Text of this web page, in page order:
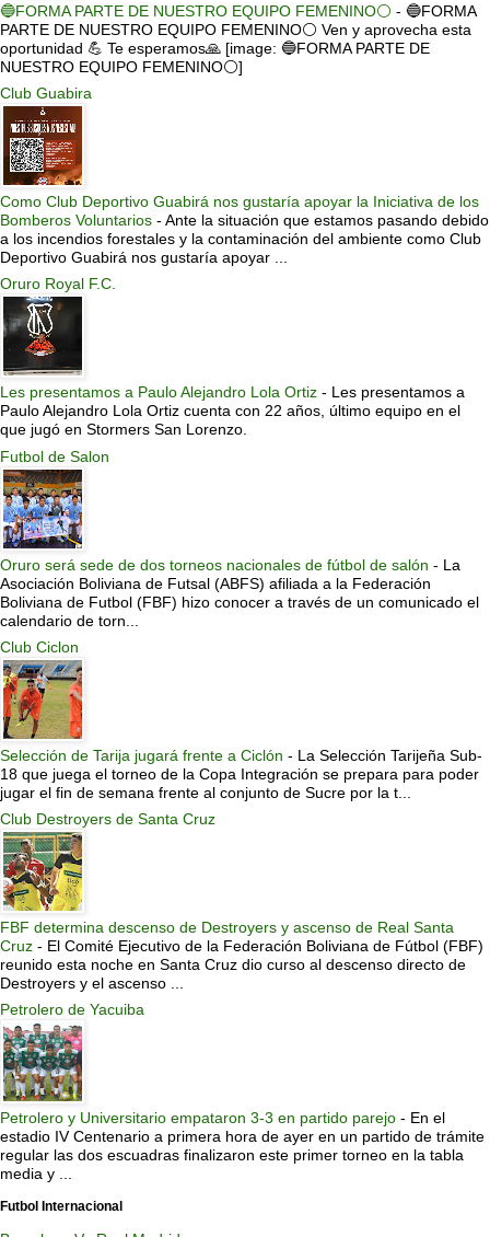
🔵FORMA PARTE DE NUESTRO EQUIPO FEMENINO⚪ - 🔵FORMA
PARTE DE NUESTRO EQUIPO FEMENINO⚪ Ven y aprovecha esta
oportunidad 💪 Te esperamos🙏 [image: 🔵FORMA PARTE DE
NUESTRO EQUIPO FEMENINO⚪]
Club Guabira
Como Club Deportivo Guabirá nos gustaría apoyar la Iniciativa de los
Bomberos Voluntarios - Ante la situación que estamos pasando debido
a los incendios forestales y la contaminación del ambiente como Club
Deportivo Guabirá nos gustaría apoyar ...
Oruro Royal F.C.
Les presentamos a Paulo Alejandro Lola Ortiz - Les presentamos a
Paulo Alejandro Lola Ortiz cuenta con 22 años, último equipo en el
que jugó en Stormers San Lorenzo.
Futbol de Salon
Oruro será sede de dos torneos nacionales de fútbol de salón - La
Asociación Boliviana de Futsal (ABFS) afiliada a la Federación
Boliviana de Futbol (FBF) hizo conocer a través de un comunicado el
calendario de torn...
Club Ciclon
Selección de Tarija jugará frente a Ciclón - La Selección Tarijeña Sub-
18 que juega el torneo de la Copa Integración se prepara para poder
jugar el fin de semana frente al conjunto de Sucre por la t...
Club Destroyers de Santa Cruz
FBF determina descenso de Destroyers y ascenso de Real Santa
Cruz - El Comité Ejecutivo de la Federación Boliviana de Fútbol (FBF)
reunido esta noche en Santa Cruz dio curso al descenso directo de
Destroyers y el ascenso ...
Petrolero de Yacuiba
Petrolero y Universitario empataron 3-3 en partido parejo - En el
estadio IV Centenario a primera hora de ayer en un partido de trámite
regular las dos escuadras finalizaron este primer torneo en la tabla
media y ...
Futbol Internacional